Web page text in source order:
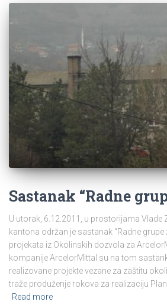
Sastanak “Radne
U utorak, 6.12.2011, u prostorijama
kantona održan je sastanak “Radne grupe
projekata iz Okolinskih dozvola za
kompanije ArcelorMittal su na tom
realizovane projekte vezane za zaštitu
traže produženje rokova za realizaciju
Read more